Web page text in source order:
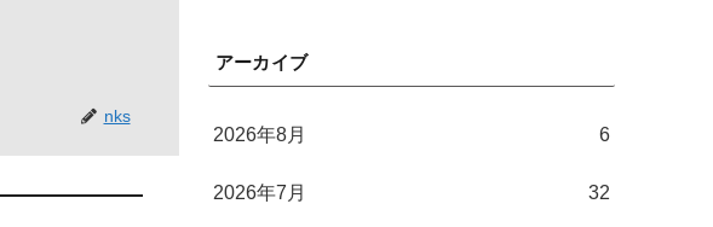
nks
アーカイブ
2026年8月 6
2026年7月 32